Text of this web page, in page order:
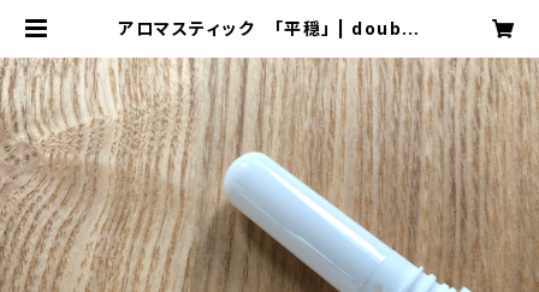
アロマスティック 「平穏」 | double